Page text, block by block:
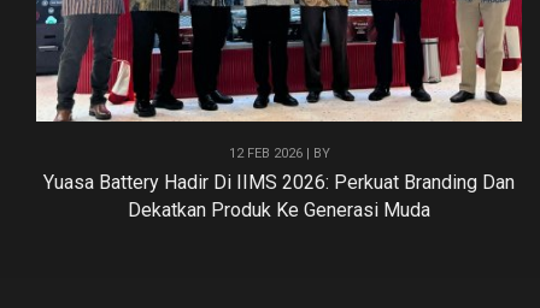
12 FEB 2026 | BY
Yuasa Battery Hadir Di IIMS 2026: Perkuat Branding Dan
Dekatkan Produk Ke Generasi Muda